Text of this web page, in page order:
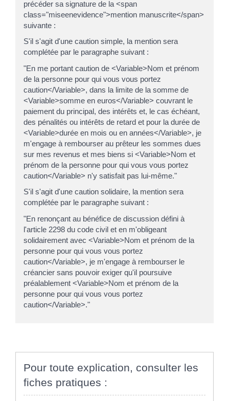
précéder sa signature de la <span
class="miseenevidence">mention manuscrite</span>
suivante :
S'il s'agit d'une caution simple, la mention sera
complétée par le paragraphe suivant :
"En me portant caution de <Variable>Nom et prénom
de la personne pour qui vous vous portez
caution</Variable>, dans la limite de la somme de
<Variable>somme en euros</Variable> couvrant le
paiement du principal, des intérêts et, le cas échéant,
des pénalités ou intérêts de retard et pour la durée de
<Variable>durée en mois ou en années</Variable>, je
m'engage à rembourser au prêteur les sommes dues
sur mes revenus et mes biens si <Variable>Nom et
prénom de la personne pour qui vous vous portez
caution</Variable> n'y satisfait pas lui-même."
S'il s'agit d'une caution solidaire, la mention sera
complétée par le paragraphe suivant :
"En renonçant au bénéfice de discussion défini à
l'article 2298 du code civil et en m'obligeant
solidairement avec <Variable>Nom et prénom de la
personne pour qui vous vous portez
caution</Variable>, je m'engage à rembourser le
créancier sans pouvoir exiger qu'il poursuive
préalablement <Variable>Nom et prénom de la
personne pour qui vous vous portez
caution</Variable>."
Pour toute explication, consulter les
fiches pratiques :